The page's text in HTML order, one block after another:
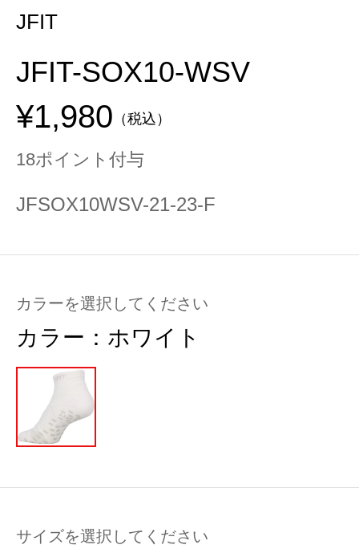
JFIT
JFIT-SOX10-WSV
¥1,980 （税込）
18ポイント付与
JFSOX10WSV-21-23-F
カラーを選択してください
カラー： ホワイト
サイズを選択してください